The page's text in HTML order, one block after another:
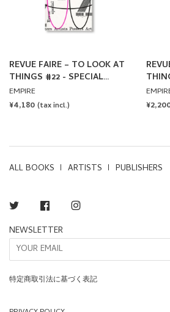
REVUE FAIRE – TO LOOK AT
THINGS #22 - SPECIAL
ISSUE: ARTISTS POSTERS
EMPIRE
REGULAR
¥4,180 (tax incl.)
ALL BOOKS ARTISTS PUBLISHERS
Twitter Facebook
NEWSLETTER
特定商取引法に基づく表記